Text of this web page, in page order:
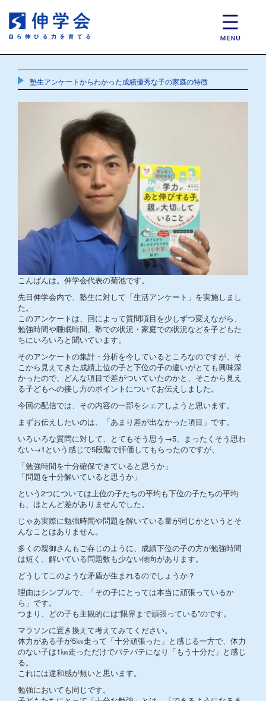
塾生アンケートからわかった成績優秀な子の家庭の特徴
こんばんは。伸学会代表の菊池です。
先日伸学会内で、塾生に対して「生活アンケート」を実施しまし
た。
このアンケートは、回によって質問項目を少しずつ変えながら、
勉強時間や睡眠時間、塾での状況・家庭での状況などを子どもた
ちにいろいろと聞いています。
そのアンケートの集計・分析を今しているところなのですが、そ
こから見えてきた成績上位の子と下位の子の違いがとても興味深
かったので、どんな項目で差がついていたのかと、そこから見え
る子どもへの接し方のポイントについてお伝えしました。
今回の配信では、その内容の一部をシェアしようと思います。
まずお伝えしたいのは、「あまり差が出なかった項目」です。
いろいろな質問に対して、とてもそう思う→5、まったくそう思わ
ない→1という感じで5段階で評価してもらったのですが、
「勉強時間を十分確保できていると思うか」
「問題を十分解いていると思うか」
という2つについては上位の子たちの平均も下位の子たちの平均
も、ほとんど差がありませんでした。
じゃあ実際に勉強時間や問題を解いている量が同じかというとそ
んなことはありません。
多くの親御さんもご存じのように、成績下位の子の方が勉強時間
は短く、解いている問題数も少ない傾向があります。
どうしてこのような矛盾が生まれるのでしょうか？
理由はシンプルで、「その子にとっては本当に頑張っているか
ら」です。
つまり、どの子も主観的には“限界まで頑張っている”のです。
マラソンに置き換えて考えてみてください。
体力がある子が5㎞走って「十分頑張った」と感じる一方で、体力
のない子は1㎞走っただけでバテバテになり「もう十分だ」と感じ
る。
これには違和感が無いと思います。
勉強においても同じです。